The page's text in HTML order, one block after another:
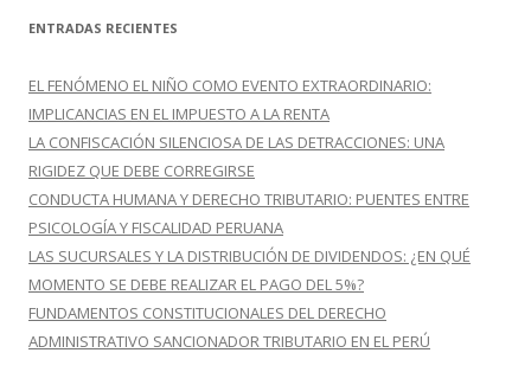
c
r
:
ENTRADAS RECIENTES
EL FENÓMENO EL NIÑO COMO EVENTO EXTRAORDINARIO:
IMPLICANCIAS EN EL IMPUESTO A LA RENTA
LA CONFISCACIÓN SILENCIOSA DE LAS DETRACCIONES: UNA
RIGIDEZ QUE DEBE CORREGIRSE
CONDUCTA HUMANA Y DERECHO TRIBUTARIO: PUENTES ENTRE
PSICOLOGÍA Y FISCALIDAD PERUANA
LAS SUCURSALES Y LA DISTRIBUCIÓN DE DIVIDENDOS: ¿EN QUÉ
MOMENTO SE DEBE REALIZAR EL PAGO DEL 5%?
FUNDAMENTOS CONSTITUCIONALES DEL DERECHO
ADMINISTRATIVO SANCIONADOR TRIBUTARIO EN EL PERÚ